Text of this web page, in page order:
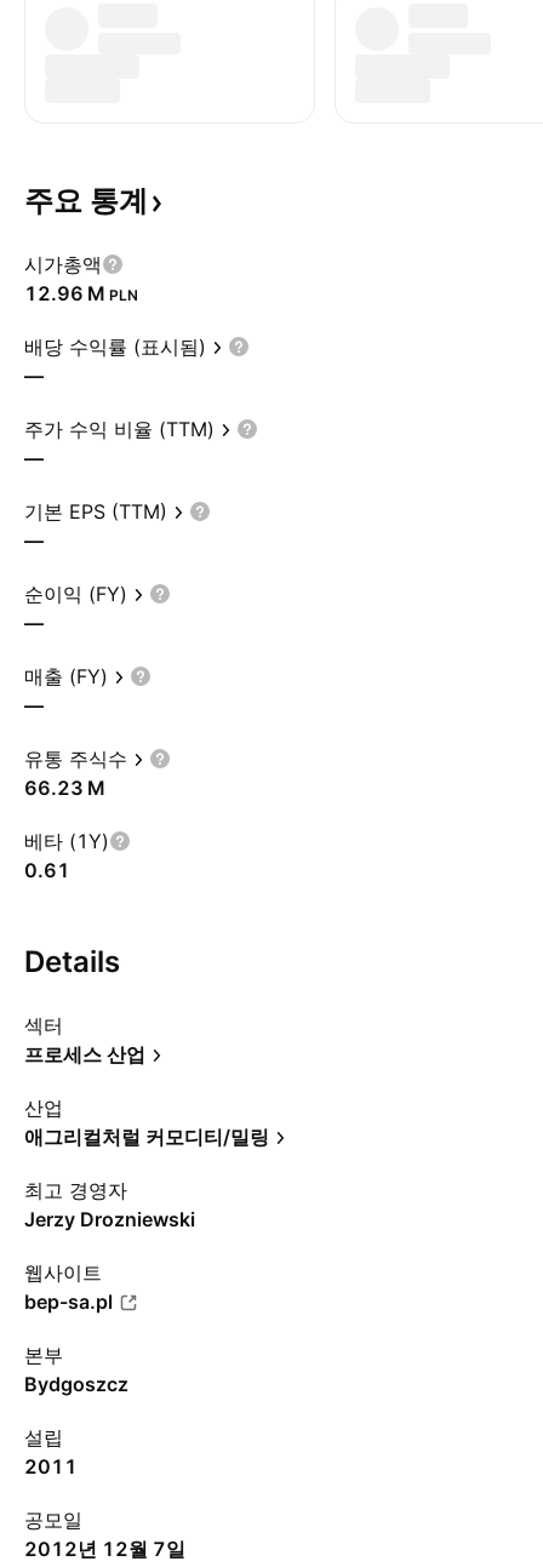
주요 통계
시가총액
‪12.96 M‬ PLN
배당 수익률 (표시됨)
—
주가 수익 비율 (TTM)
—
기본 EPS (TTM)
—
순이익 (FY)
—
매출 (FY)
—
유통 주식수
‪66.23 M‬
베타 (1Y)
0.61
Details
섹터
프로세스 산업
산업
애그리컬처럴 커모디티/밀링
최고 경영자
Jerzy Drozniewski
웹사이트
bep-sa.pl
본부
Bydgoszcz
설립
2011
공모일
2012년 12월 7일